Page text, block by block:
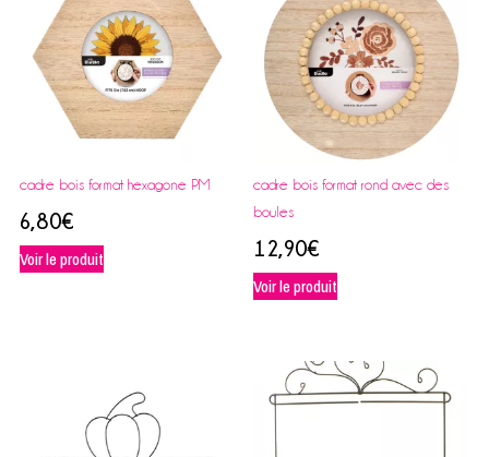
cadre bois format hexagone PM
6,80€
Voir le produit
cadre bois format rond avec des
boules
12,90€
Voir le produit